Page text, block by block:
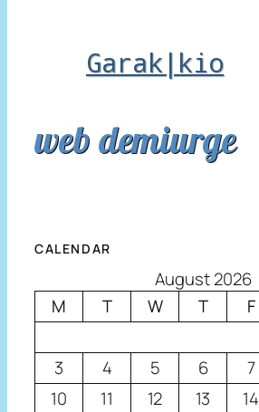
Garak|kio
web demiurge
CALENDAR
August 2026
M
T W T F
3
4 5 6 7
10
11 12 13 14